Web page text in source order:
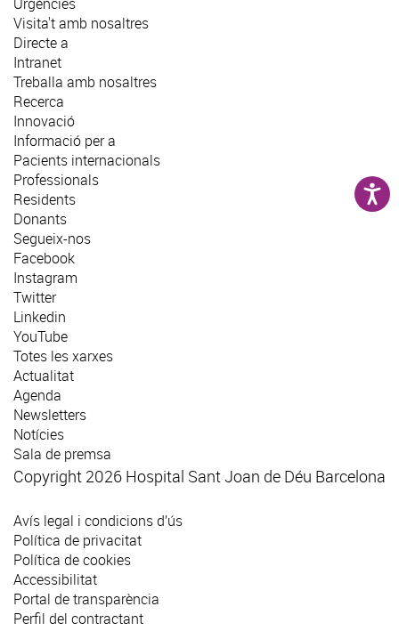
Visita't amb nosaltres
Directe a
Intranet
Treballa amb nosaltres
Recerca
Innovació
Informació per a
Pacients internacionals
Professionals
Residents
Donants
Segueix-nos
Facebook
Instagram
Twitter
Linkedin
YouTube
Totes les xarxes
Actualitat
Agenda
Newsletters
Notícies
Sala de premsa
Copyright 2026 Hospital Sant Joan de Déu Barcelona
Avís legal i condicions d’ús
Política de privacitat
Política de cookies
Accessibilitat
Portal de transparència
Perfil del contractant